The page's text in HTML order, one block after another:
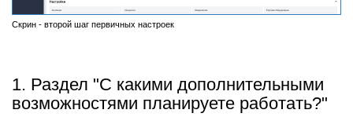
Скрин - второй шаг первичных настроек
1. Раздел "С какими дополнительными
возможностями планируете работать?"